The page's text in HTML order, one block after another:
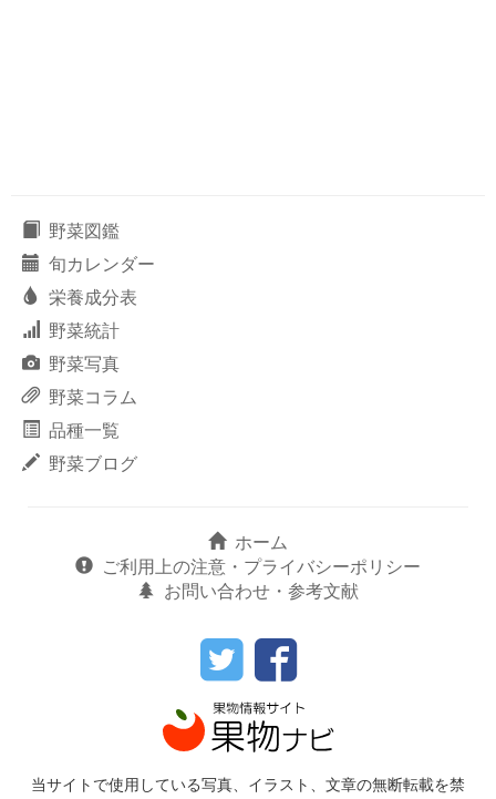
野菜図鑑
旬カレンダー
栄養成分表
野菜統計
野菜写真
野菜コラム
品種一覧
野菜ブログ
ホーム
ご利用上の注意・プライバシーポリシー
お問い合わせ・参考文献
当サイトで使用している写真、イラスト、文章の無断転載を禁